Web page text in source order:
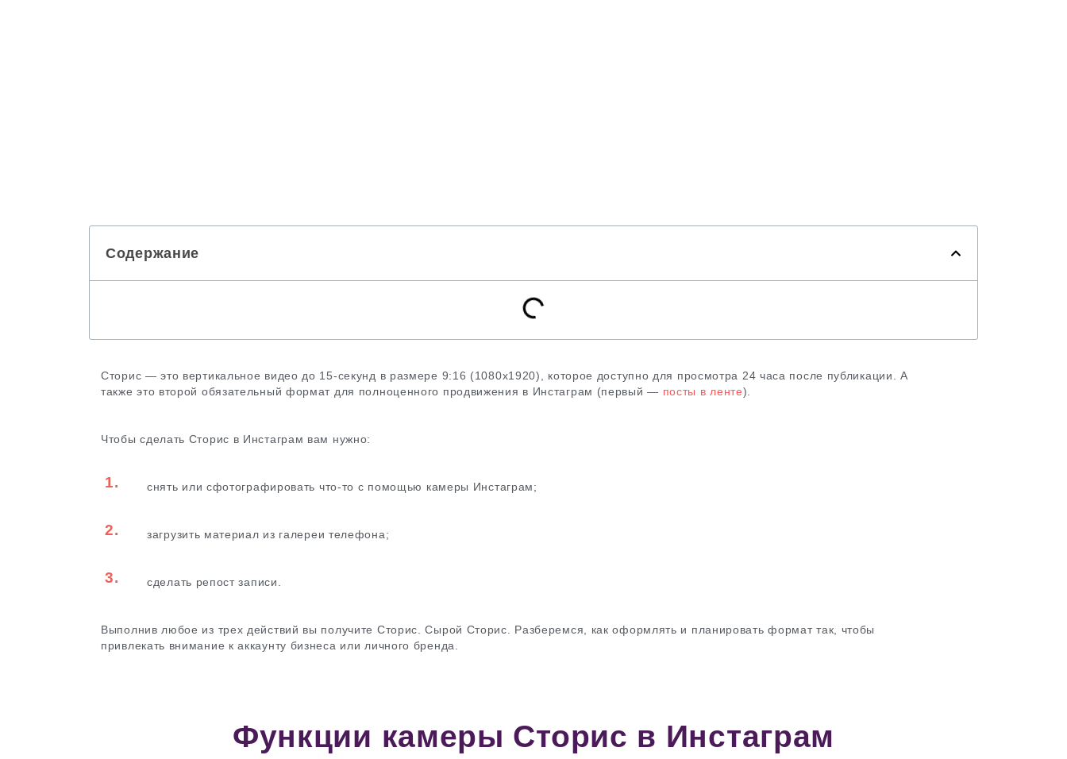
Содержание
Сторис — это вертикальное видео до 15-секунд в размере 9:16 (1080х1920), которое доступно для просмотра 24 часа после публикации. А
также это второй обязательный формат для полноценного продвижения в Инстаграм (первый — посты в ленте).
Чтобы сделать Сторис в Инстаграм вам нужно:
1. снять или сфотографировать что-то с помощью камеры Инстаграм;
2. загрузить материал из галереи телефона;
3. сделать репост записи.
Выполнив любое из трех действий вы получите Сторис. Сырой Сторис. Разберемся, как оформлять и планировать формат так, чтобы
привлекать внимание к аккаунту бизнеса или личного бренда.
Функции камеры Сторис в Инстаграм